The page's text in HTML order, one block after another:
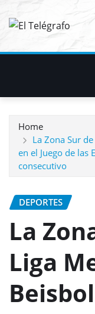
Home
La Zona Sur
en el Juego de las
consecutivo
DEPORTES
La
Liga